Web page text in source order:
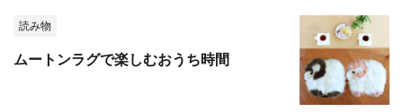
読み物
ムートンラグで楽しむおうち時間